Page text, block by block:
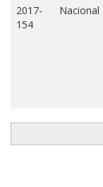
2017-
154
Nacional